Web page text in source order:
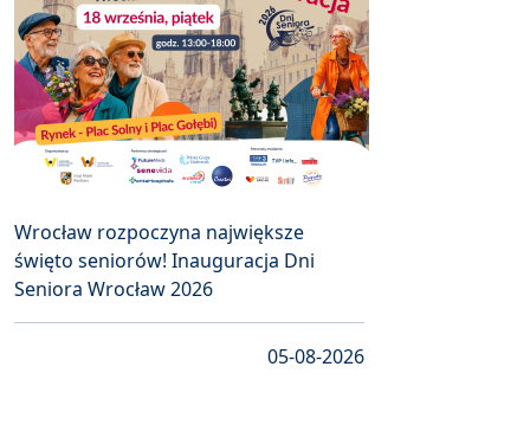
Wrocław rozpoczyna największe
święto seniorów! Inauguracja Dni
Seniora Wrocław 2026
05-08-2026